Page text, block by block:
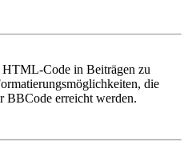
Code in Beiträgen zu
die
BBCode erreicht werden.